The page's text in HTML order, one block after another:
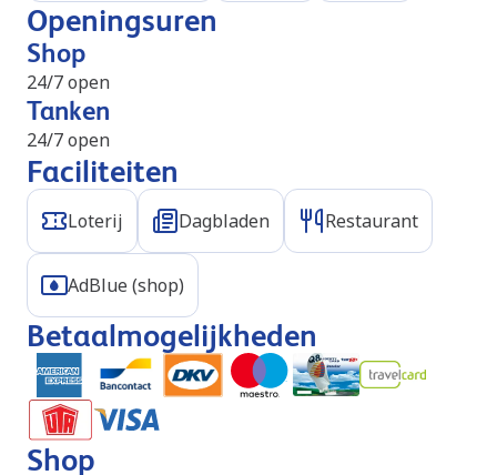
Openingsuren
Shop
24/7 open
Tanken
24/7 open
Faciliteiten
Loterij Dagbladen Restaurant
AdBlue (shop)
Betaalmogelijkheden
Shop